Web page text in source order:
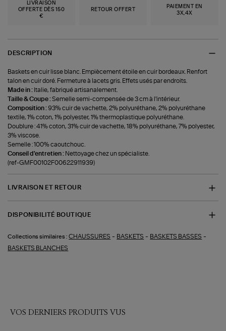
LIVRAISON
OFFERTE DÈS 150
€
RETOUR OFFERT
PAIEMENT EN
3X,4X
DESCRIPTION
Baskets en cuir lisse blanc. Empiècement étoile en cuir bordeaux. Renfort
talon en cuir doré. Fermeture à lacets gris. Effets usés par endroits.
Made in : Italie, fabriqué artisanalement.
Taille & Coupe :Semelle semi-compensée de 3 cm à l'intérieur.
Composition : 93% cuir de vachette, 2% polyuréthane, 2% polyuréthane
textile, 1% coton, 1% polyester, 1% thermoplastique polyuréthane.
Doublure : 41% coton, 31% cuir de vachette, 18% polyuréthane, 7% polyester,
3% viscose.
Semelle : 100% caoutchouc.
Conseil d'entretien : Nettoyage chez un spécialiste.
(ref-GMF00102F00622911939)
LIVRAISON ET RETOUR
DISPONIBILITÉ BOUTIQUE
Collections similaires : CHAUSSURES - BASKETS - BASKETS BASSES -
BASKETS BLANCHES
VOS DERNIERS PRODUITS VUS